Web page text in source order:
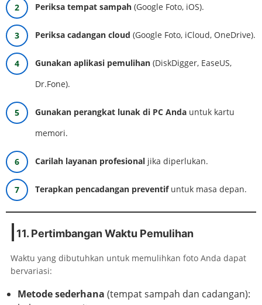
Periksa tempat sampah (Google Foto, iOS).
Periksa cadangan cloud (Google Foto, iCloud, OneDrive).
Gunakan aplikasi pemulihan (DiskDigger, EaseUS,
Dr.Fone).
Gunakan perangkat lunak di PC Anda untuk kartu
memori.
Carilah layanan profesional jika diperlukan.
Terapkan pencadangan preventifuntuk masa depan.
11. Pertimbangan Waktu Pemulihan
Waktu yang dibutuhkan untuk memulihkan foto Anda dapat
bervariasi:
Metode sederhana (tempat sampah dan cadangan):